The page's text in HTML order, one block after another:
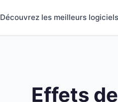
Découvrez les meilleurs
Effets